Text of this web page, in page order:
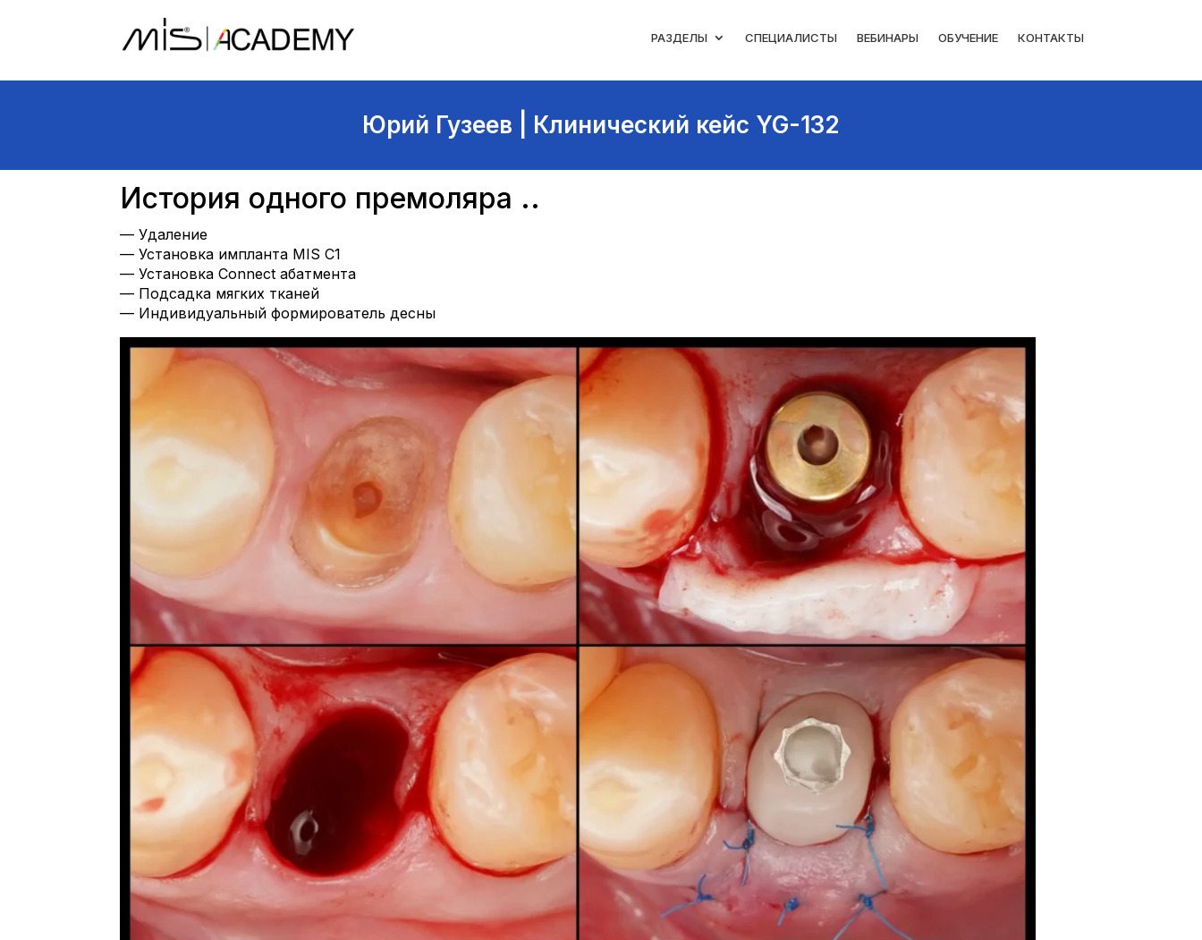
РАЗДЕЛЫ СПЕЦИАЛИСТЫ ВЕБИНАРЫ ОБУЧЕНИЕ КОНТАКТЫ
Юрий Гузеев | Клинический кейс YG-132
История одного премоляра ..
— Удаление
— Установка импланта MIS C1
— Установка Connect абатмента
— Подсадка мягких тканей
— Индивидуальный формирователь десны